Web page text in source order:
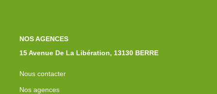
NOS AGENCES
15 Avenue De La Libération, 13130 BERRE
Nous contacter
Nos agences